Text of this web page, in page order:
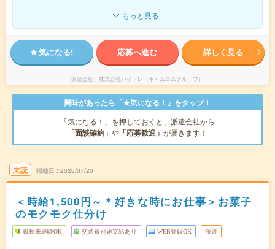
もっと見る
気になる! 応募へ進む 詳しく見る
派遣会社 株式会社バイトレ（キャムコムグループ）
興味があったら「★気になる！」をタップ！
「気になる！」を押しておくと、派遣会社から
「面談確約」 や 「応募歓迎」 が届きます！
未読 掲載日 2026/07/20
＜時給1,500円～＊好きな時にお仕事＞お菓子
のモクモク仕分け
職種未経験OK 交通費別途支給あり WEB登録OK 派遣